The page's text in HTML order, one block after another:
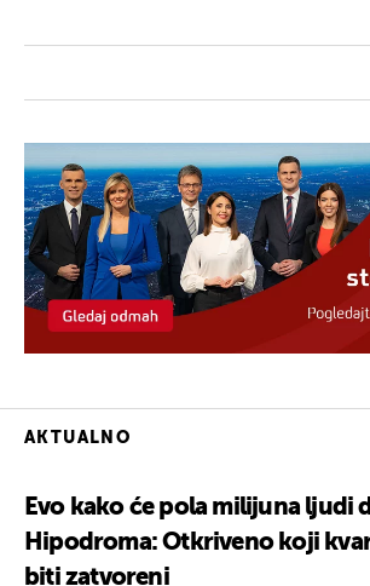
AKTUALNO
Evo kako će pola milijuna ljudi
Hipodroma: Otkriveno koji
biti zatvoreni